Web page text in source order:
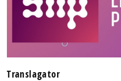
Translagator